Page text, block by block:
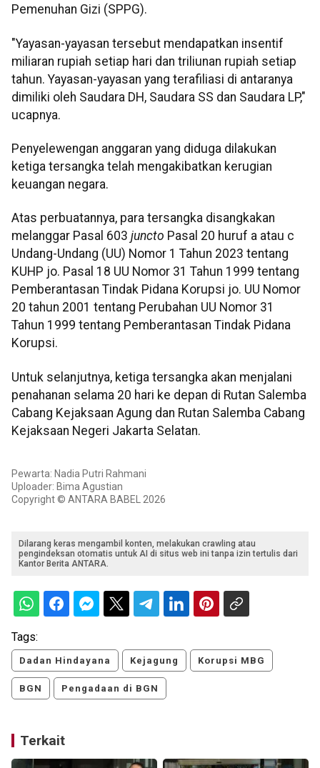
Pemenuhan Gizi (SPPG).
"Yayasan-yayasan tersebut mendapatkan insentif
miliaran rupiah setiap hari dan triliunan rupiah setiap
tahun. Yayasan-yayasan yang terafiliasi di antaranya
dimiliki oleh Saudara DH, Saudara SS dan Saudara LP,"
ucapnya.
Penyelewengan anggaran yang diduga dilakukan
ketiga tersangka telah mengakibatkan kerugian
keuangan negara.
Atas perbuatannya, para tersangka disangkakan
melanggar Pasal 603 juncto Pasal 20 huruf a atau c
Undang-Undang (UU) Nomor 1 Tahun 2023 tentang
KUHP jo. Pasal 18 UU Nomor 31 Tahun 1999 tentang
Pemberantasan Tindak Pidana Korupsi jo. UU Nomor
20 tahun 2001 tentang Perubahan UU Nomor 31
Tahun 1999 tentang Pemberantasan Tindak Pidana
Korupsi.
Untuk selanjutnya, ketiga tersangka akan menjalani
penahanan selama 20 hari ke depan di Rutan Salemba
Cabang Kejaksaan Agung dan Rutan Salemba Cabang
Kejaksaan Negeri Jakarta Selatan.
Pewarta: Nadia Putri Rahmani
Uploader: Bima Agustian
Copyright © ANTARA BABEL 2026
Dilarang keras mengambil konten, melakukan crawling atau
pengindeksan otomatis untuk AI di situs web ini tanpa izin tertulis dari
Kantor Berita ANTARA.
Tags:
Dadan Hindayana Kejagung Korupsi MBG
BGN Pengadaan di BGN
Terkait